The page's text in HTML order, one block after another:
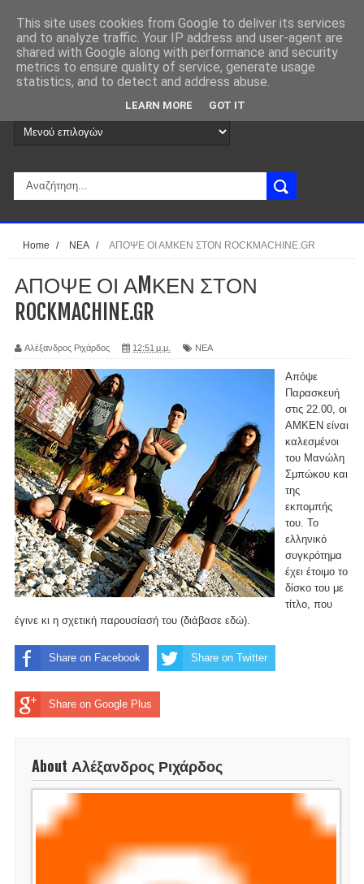
Home / ΝΕΑ / ΑΠΟΨΕ ΟΙ ΑMΚΕΝ ΣΤΟΝ ROCKMACHINE.GR
ΑΠΟΨΕ ΟΙ ΑMΚΕΝ ΣΤΟΝ
ROCKMACHINE.GR
Αλέξανδρος Ριχάρδος 12:51 μ.μ. ΝΕΑ
Απόψε
Παρασκευή
στις 22.00, οι
AMKEN είναι
καλεσμένοι
του Μανώλη
Σμπώκου και
της
εκπομπής
του. Το
ελληνικό
συγκρότημα
έχει έτοιμο το
δίσκο του με
τίτλο, που
έγινε κι η σχετική παρουσίασή του (διάβασε εδώ).
Share on Facebook Share on Twitter
Share on Google Plus
About Αλέξανδρος Ριχάρδος
This site uses cookies from Google to deliver its services
and to analyze traffic. Your IP address and user-agent are
shared with Google along with performance and security
metrics to ensure quality of service, generate usage
statistics, and to detect and address abuse.
LEARN MORE GOT IT